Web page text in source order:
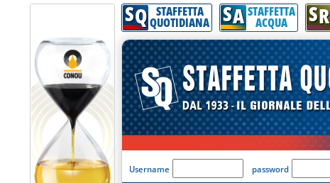
SQ STAFFETTA
QUOTIDIANA SA STAFFETTA
ACQUA SR
'Modulo Login per accedere'
Username password